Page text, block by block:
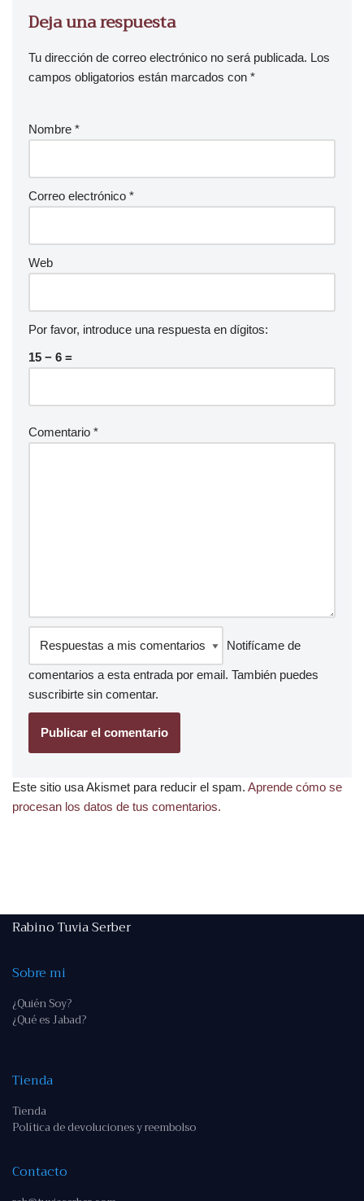
Deja una respuesta
Tu dirección de correo electrónico no será publicada. Los
campos obligatorios están marcados con *
Nombre *
Correo electrónico *
Web
Por favor, introduce una respuesta en dígitos:
15 − 6 =
Comentario *
Notifícame de
comentarios a esta entrada por email. También puedes
suscribirte sin comentar.
Este sitio usa Akismet para reducir el spam. Aprende cómo se
procesan los datos de tus comentarios.
Rabino Tuvia Serber
Sobre mi
¿Quién Soy?
¿Qué es Jabad?
Tienda
Tienda
Política de devoluciones y reembolso
Contacto